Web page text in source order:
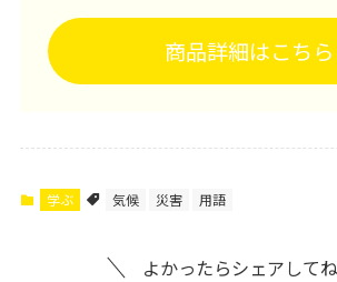
商品詳細はこちら
学ぶ 気候 災害 用語
よかったらシェアしてね